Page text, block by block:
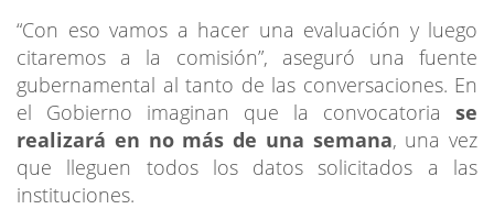
“Con eso vamos a hacer una evaluación y luego
citaremos a la comisión”, aseguró una fuente
gubernamental al tanto de las conversaciones. En
el Gobierno imaginan que la convocatoria se
realizará en no más de una semana, una vez
que lleguen todos los datos solicitados a las
instituciones.